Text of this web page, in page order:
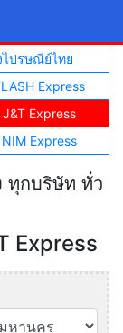
ไปรษณีย์ไทย
Express
Express
Express
ทุกบริษัท ทั่ว
Express